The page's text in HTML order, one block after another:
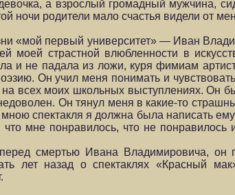
а взрослый громадный мужчина,
ночи родители мало счастья видели от
«мой первый университет» — Иван
моей страстной влюбленности в
и не падала из ложи, куря фимиам
Он учил меня понимать и
всех моих школьных выступлениях. Он
Он тянул меня в какие-то
спектакля я должна была написать
что мне понравилось, что не
смертью Ивана Владимировича, он
лет назад о спектаклях «Красный